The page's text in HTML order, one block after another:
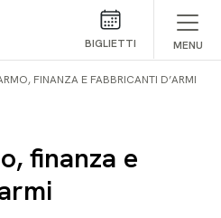
BIGLIETTI MENU
FINANZA E FABBRICANTI D’ARMI
finanza e